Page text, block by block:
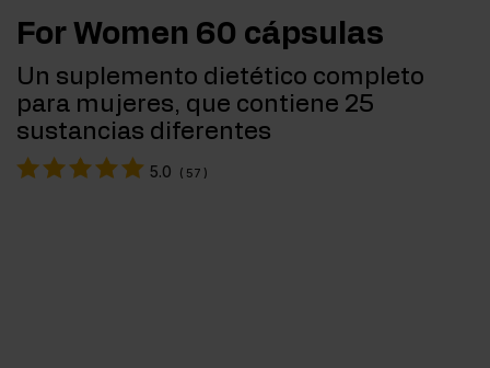
For Women 60 cápsulas
Un suplemento dietético completo
para mujeres, que contiene 25
sustancias diferentes
5.0 ( 57 )